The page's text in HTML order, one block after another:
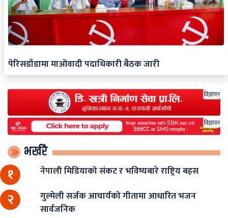
पेरिसडाँडामा माओवादी पदाधिकारी बैठक जारी
विज्ञापन
विज्ञापन
भर्खरै
१ नेपाली मिडियाको संकट र भविष्यबारे राष्ट्रिय बहस
२
गुल्मेली सर्जक आचार्यको गीतामा आधारित भजन
सार्वजनिक